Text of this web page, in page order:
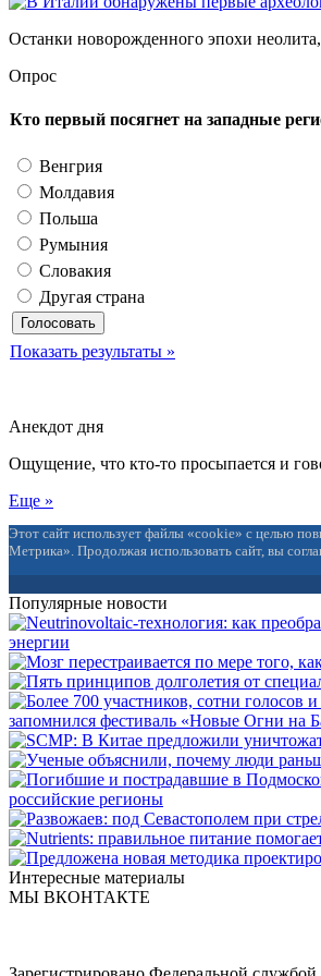
Останки новорожденного эпохи
Опрос
Кто первый посягнет на западные
Венгрия
Молдавия
Польша
Румыния
Словакия
Другая страна
Показать результаты »
Анекдот дня
Ощущение, что кто-то просыпается и
Еще »
Этот сайт использует файлы «cookie» с целью
Метрика». Продолжая использовать сайт, вы
Популярные новости
энергии
запомнился фестиваль «Новые Огни на
российские регионы
Интересные материалы
МЫ ВКОНТАКТЕ